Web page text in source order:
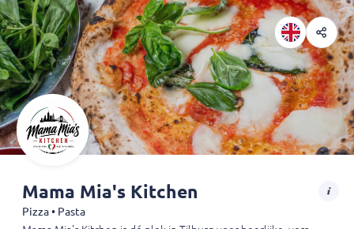
Mama Mia's Kitchen
Pizza • Pasta